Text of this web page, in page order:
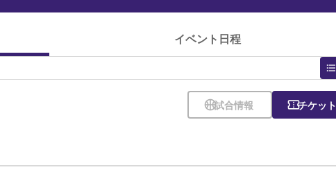
イベント日程
format_list_bulleted
sports_basketball試合情報 confirmation_numberチケット